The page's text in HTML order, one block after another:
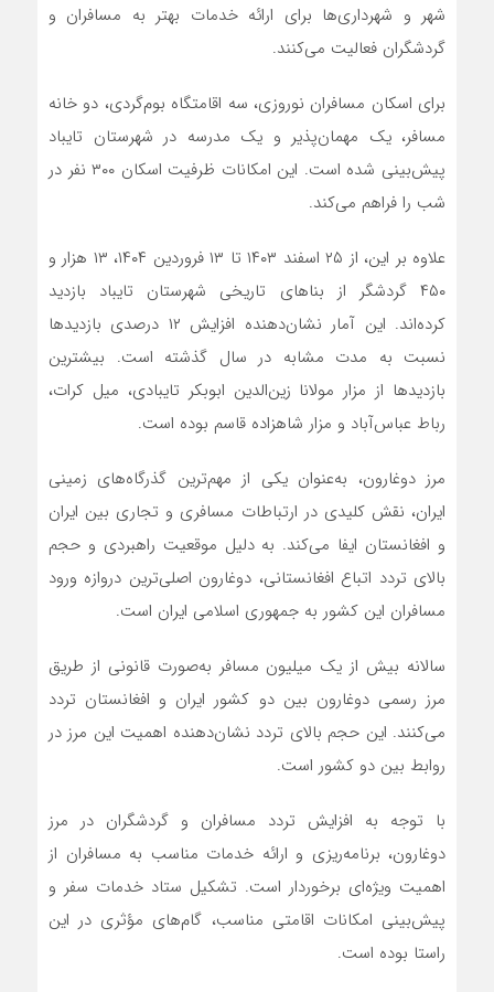
شهر و شهرداری‌ها برای ارائه خدمات بهتر به مسافران و
گردشگران فعالیت می‌کنند.
برای اسکان مسافران نوروزی، سه اقامتگاه بوم‌گردی، دو خانه
مسافر، یک مهمان‌پذیر و یک مدرسه در شهرستان تایباد
پیش‌بینی شده است. این امکانات ظرفیت اسکان ۳۰۰ نفر در
شب را فراهم می‌کند.
علاوه بر این، از ۲۵ اسفند ۱۴۰۳ تا ۱۳ فروردین ۱۴۰۴، ۱۳ هزار و
۴۵۰ گردشگر از بناهای تاریخی شهرستان تایباد بازدید
کرده‌اند. این آمار نشان‌دهنده افزایش ۱۲ درصدی بازدیدها
نسبت به مدت مشابه در سال گذشته است. بیشترین
بازدیدها از مزار مولانا زین‌الدین ابوبکر تایبادی، میل کرات،
رباط عباس‌آباد و مزار شاهزاده قاسم بوده است.
مرز دوغارون، به‌عنوان یکی از مهم‌ترین گذرگاه‌های زمینی
ایران، نقش کلیدی در ارتباطات مسافری و تجاری بین ایران
و افغانستان ایفا می‌کند. به دلیل موقعیت راهبردی و حجم
بالای تردد اتباع افغانستانی، دوغارون اصلی‌ترین دروازه ورود
مسافران این کشور به جمهوری اسلامی ایران است.
سالانه بیش از یک میلیون مسافر به‌صورت قانونی از طریق
مرز رسمی دوغارون بین دو کشور ایران و افغانستان تردد
می‌کنند. این حجم بالای تردد نشان‌دهنده اهمیت این مرز در
روابط بین دو کشور است.
با توجه به افزایش تردد مسافران و گردشگران در مرز
دوغارون، برنامه‌ریزی و ارائه خدمات مناسب به مسافران از
اهمیت ویژه‌ای برخوردار است. تشکیل ستاد خدمات سفر و
پیش‌بینی امکانات اقامتی مناسب، گام‌های مؤثری در این
راستا بوده است.